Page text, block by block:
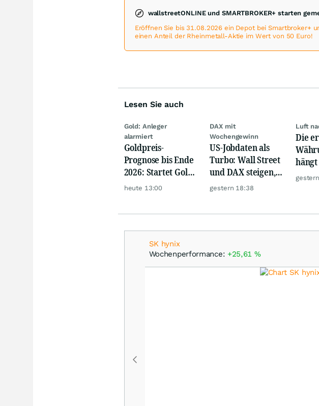
wallstreetONLINE und SMARTBROKER+ starten
Eröffnen Sie bis 31.08.2026 ein Depot bei Smartbroker+
einen Anteil der Rheinmetall-Aktie im Wert von 50 Euro!
Lesen Sie auch
Gold: Anleger
alarmiert
Goldpreis-
Prognose bis Ende
2026: Startet Gold
jetzt eine neue
heute 13:00
DAX mit
Wochengewinn
US-Jobdaten als
Turbo: Wall Street
und DAX steigen,
Gold glänzt
gestern 18:38
Luft
Die
SK hynix
Wochenperformance: +25,61 %